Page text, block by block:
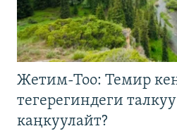
Жетим-Тоо: Темир
тегерегиндеги
каңкуулайт?